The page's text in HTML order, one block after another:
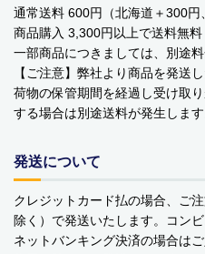
Bellini バッグ(イタリア)
alico バルサミコ酢
TEJAKULA 塩
YOPE
kusuguru Japan
noa family
通常送料 600円（北海道＋300円
商品購入 3,300円以上で送料無料
一部商品につきましては、別途
【ご注意】弊社より商品を発送
荷物の保管期間を経過し受け取
する場合は別途送料が発生します
発送について
クレジットカード払の場合、ご
除く）で発送いたします。コン
ネットバンキング決済の場合は